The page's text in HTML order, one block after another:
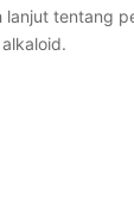
lanjut tentang